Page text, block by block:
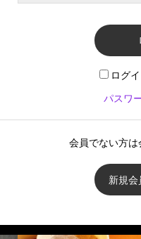
ログ
パスワ
会員でない方は
新規会